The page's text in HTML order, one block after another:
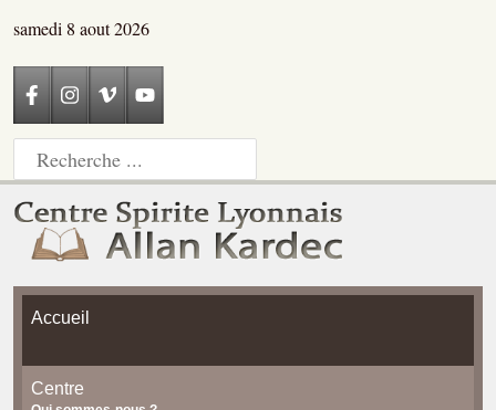
samedi 8 aout 2026
Accueil
Centre